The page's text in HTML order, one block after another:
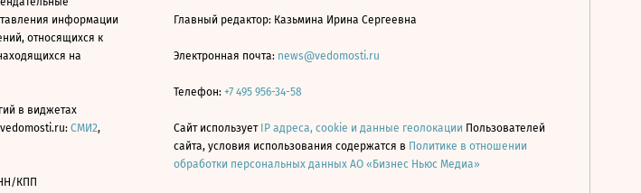
информации
относящихся к
на
в виджетах
СМИ2,
КПП
Главный редактор: Казьмина Ирина Сергеевна
Электронная почта: news@vedomosti.ru
Телефон: +7 495 956-34-58
Сайт использует IP адреса, cookie и данные геолокации Пользователей
сайта, условия использования содержатся в Политике в отношении
обработки персональных данных АО «Бизнес Ньюс Медиа»